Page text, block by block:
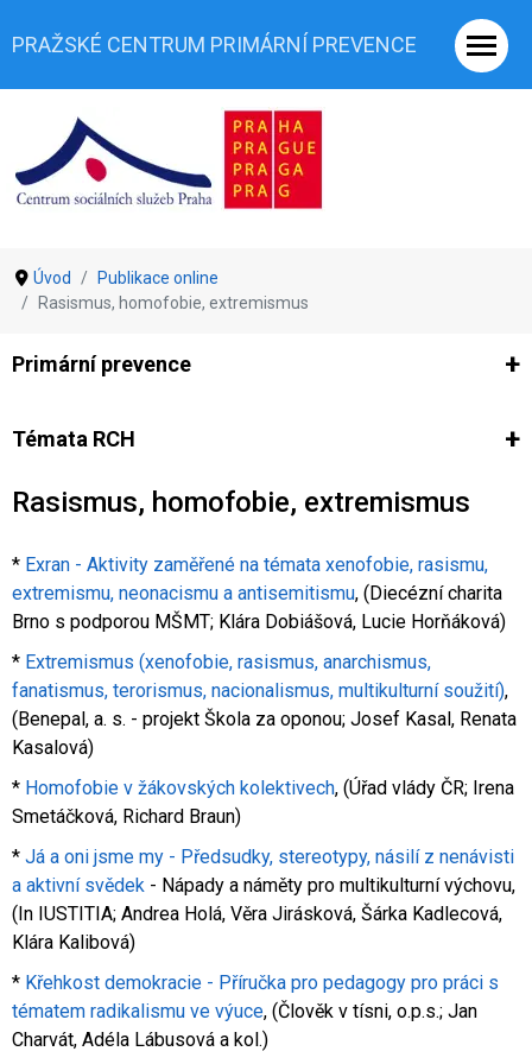
PRAŽSKÉ CENTRUM PRIMÁRNÍ PREVENCE
Úvod
Publikace online
Rasismus, homofobie, extremismus
Primární prevence
Ze světa prevence
Témata RCH
Co je rizikové chování (RCH) Agrese a šikana Závislostní
Rasismus, homofobie, extremismus
* Exran - Aktivity zaměřené na témata xenofobie, rasismu,
extremismu, neonacismu a antisemitismu, (Diecézní charita
Brno s podporou MŠMT; Klára Dobiášová, Lucie Horňáková)
* Extremismus (xenofobie, rasismus, anarchismus,
fanatismus, terorismus, nacionalismus, multikulturní soužití),
(Benepal, a. s. - projekt Škola za oponou; Josef Kasal, Renata
Kasalová)
* Homofobie v žákovských kolektivech, (Úřad vlády ČR; Irena
Smetáčková, Richard Braun)
* Já a oni jsme my - Předsudky, stereotypy, násilí z nenávisti
a aktivní svědek - Nápady a náměty pro multikulturní výchovu,
(In IUSTITIA; Andrea Holá, Věra Jirásková, Šárka Kadlecová,
Klára Kalibová)
* Křehkost demokracie - Příručka pro pedagogy pro práci s
tématem radikalismu ve výuce, (Člověk v tísni, o.p.s.; Jan
Charvát, Adéla Lábusová a kol.)